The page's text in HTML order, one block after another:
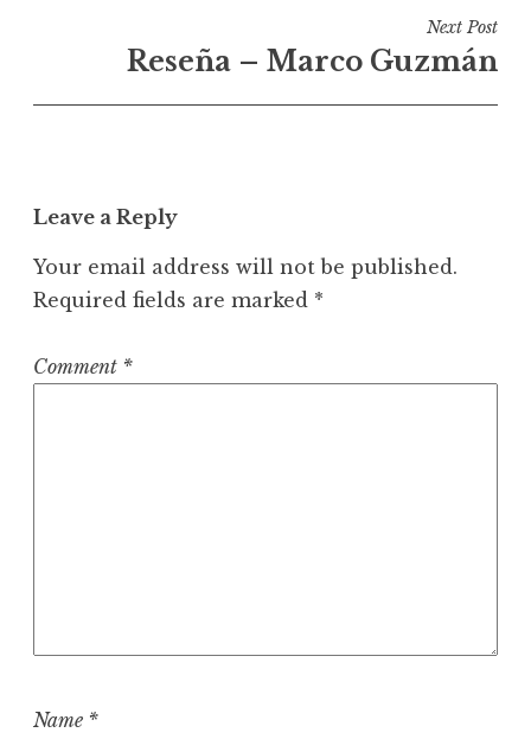
t
i
o
Next Post
Reseña – Marco Guzmán
Leave a Reply
Your email address will not be published.
Required fields are marked *
Comment *
Name *